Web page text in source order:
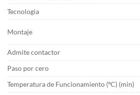
Tecnologia
Montaje
Admite contactor
Paso por cero
Temperatura de Funcionamiento (ºC) (min)